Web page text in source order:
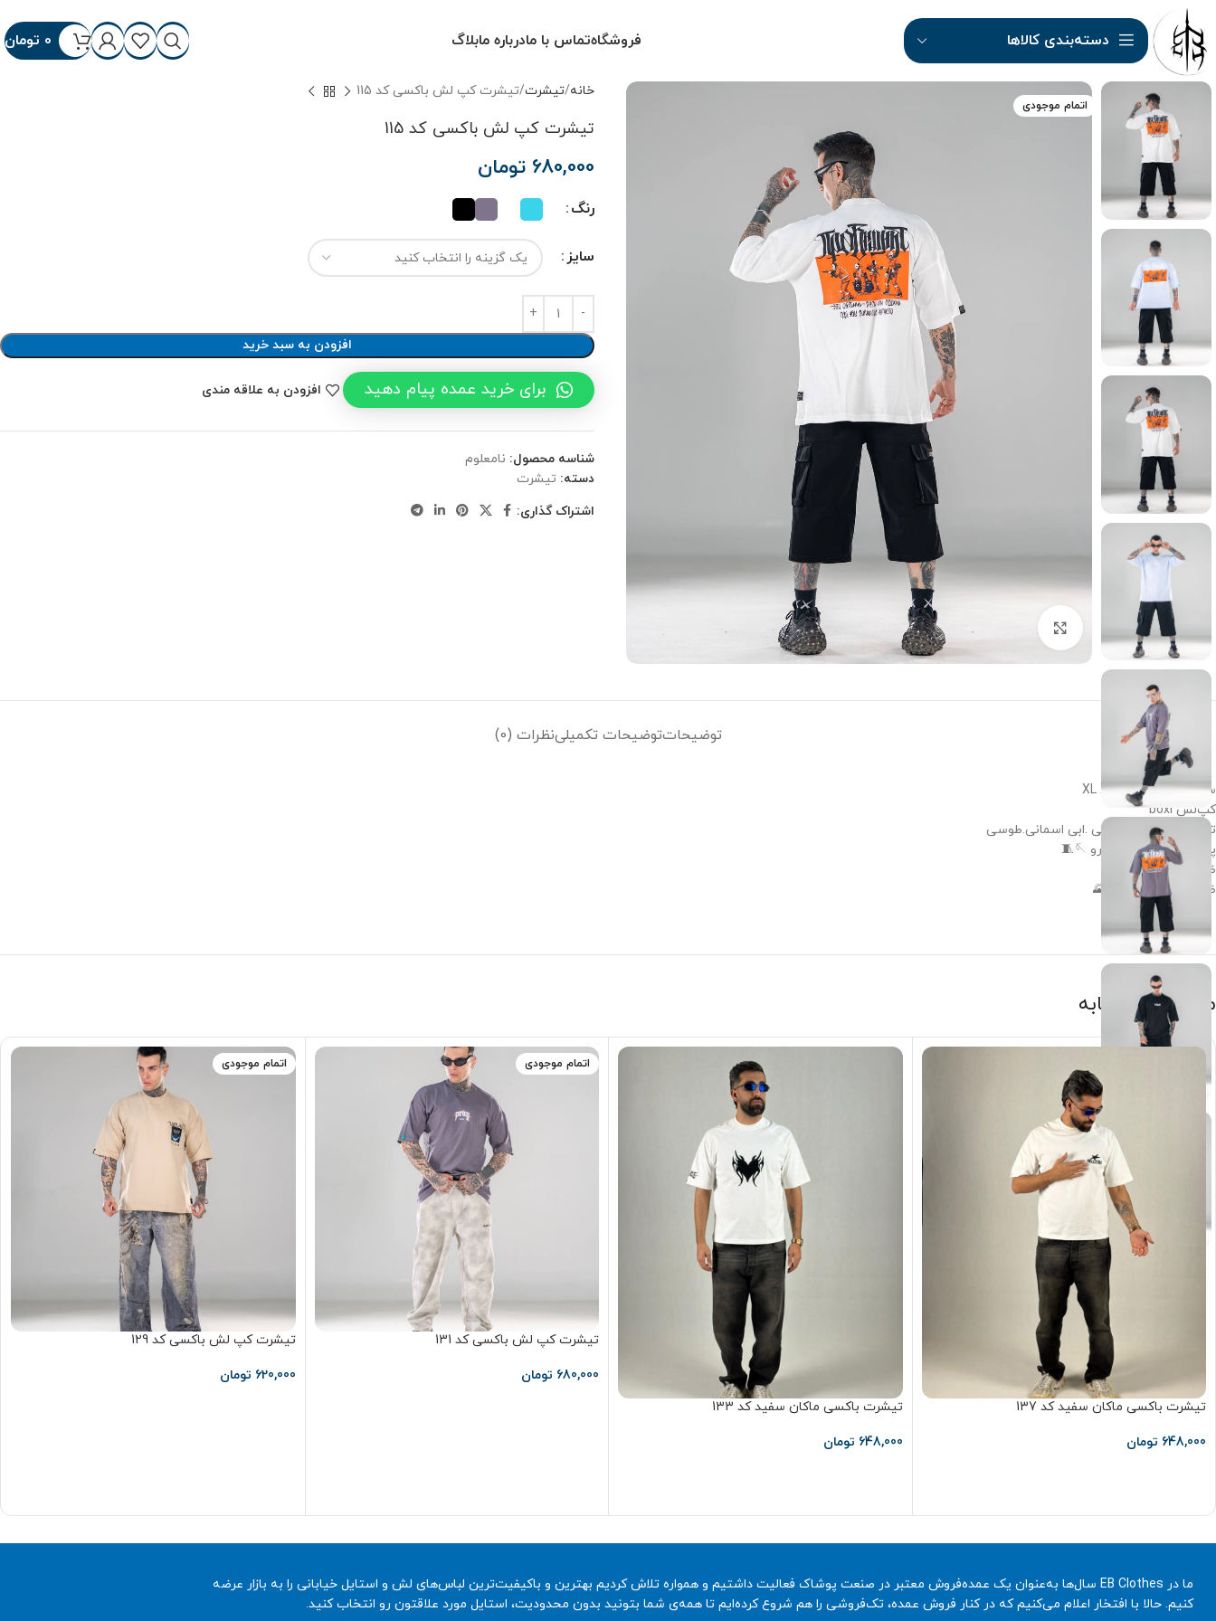
دسته‌بندی کالاها فروشگاهتماس با مادرباره مابلاگ 0 تومان
اتمام موجودی
بزرگنمایی تصویر
خانه تیشرت تیشرت کپ‌ لش باکسی کد 115
تیشرت کپ‌ لش باکسی کد 115
680,000 تومان
رنگ
سایز
افزودن به سبد خرید
برای خرید عمده پیام دهید افزودن به علاقه مندی
شناسه محصول: نامعلوم
دسته: تیشرت
اشتراک گذاری:
توضیحاتتوضیحات تکمیلینظرات (0)
سایز بندی XL XXL XXXL
کپ‌لش boxi
تنوع رنگ : مشکی.نباتی .ابی اسمانی.طوسی
پارچه پنبه گرم دار دورو 🪡🧵
ضمانت رنگ و نخ 🧶
ضمانت دوخت وچاپ🌄
محصولات مشابه
تیشرت باکسی ماکان سفید کد 137
648,000 تومان
تیشرت باکسی ماکان سفید کد 133
648,000 تومان
اتمام موجودی
تیشرت کپ‌ لش باکسی کد 131
680,000 تومان
اتمام موجودی
تیشرت کپ‌ لش باکسی کد 129
620,000 تومان
ما در EB Clothes سال‌ها به‌عنوان یک عمده‌فروش معتبر در صنعت پوشاک فعالیت داشتیم و همواره تلاش کردیم بهترین و باکیفیت‌ترین لباس‌های لش و استایل خیابانی را به بازار عرضه
کنیم. حالا با افتخار اعلام می‌کنیم که در کنار فروش عمده، تک‌فروشی را هم شروع کرده‌ایم تا همه‌ی شما بتونید بدون محدودیت، استایل مورد علاقتون رو انتخاب کنید.